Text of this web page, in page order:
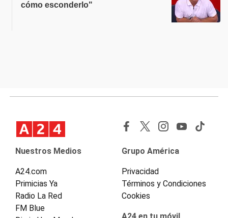
cómo esconderlo"
Nuestros Medios
A24.com
Primicias Ya
Radio La Red
FM Blue
Grupo América
Privacidad
Términos y Condiciones
Cookies